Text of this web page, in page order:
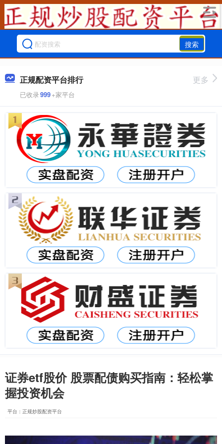
搜索
正规配资平台排行
已收录999+家平台
更多
证券etf股价 股票配债购买指南：轻松掌
握投资机会
平台：正规炒股配资平台